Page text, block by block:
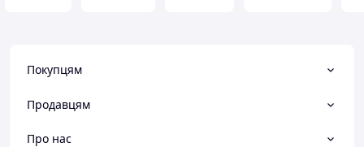
Покупцям
Продавцям
Про нас